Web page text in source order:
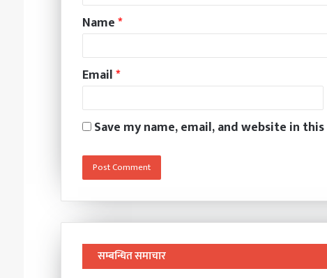
Name*
Email*
Save my name, email, and website in
सम्बन्धित समाचार